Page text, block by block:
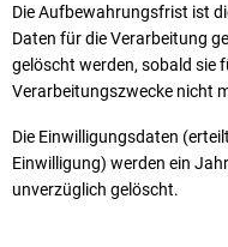
Die Aufbewahrungsfrist ist
Daten für die Verarbeitung
gelöscht werden, sobald sie
Verarbeitungszwecke nicht
Die Einwilligungsdaten
Einwilligung) werden ein
unverzüglich gelöscht.